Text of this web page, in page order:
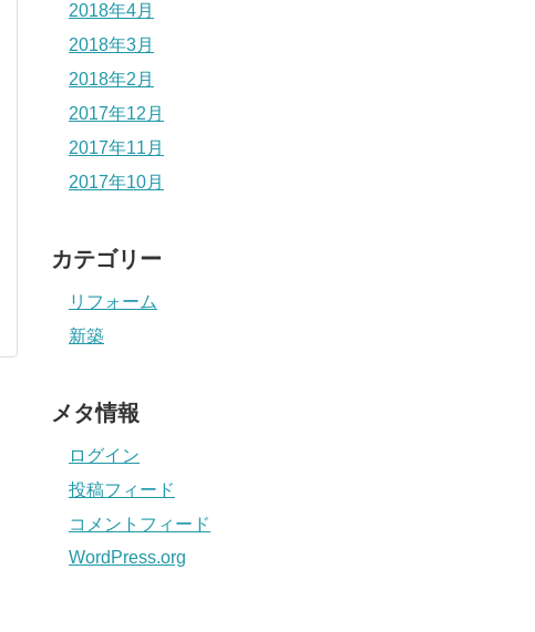
2018年4月
2018年3月
2018年2月
2017年12月
2017年11月
2017年10月
カテゴリー
リフォーム
新築
メタ情報
ログイン
投稿フィード
コメントフィード
WordPress.org